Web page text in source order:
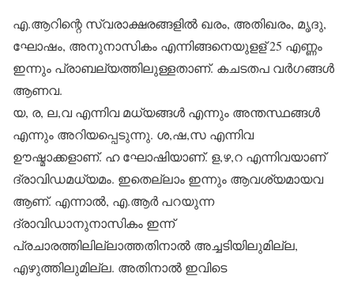
എ.ആറിന്റെ സ്വരാക്ഷരങ്ങളില്‍ ഖരം, അതിഖരം, മൃദു,
ഘോഷം, അനുനാസികം എന്നിങ്ങനെയുളള് 25 എണ്ണം
ഇന്നും പ്രാബല്യത്തിലുള്ളതാണ്. കചടതപ വര്‍ഗങ്ങള്‍
ആണവ.
യ, ര, ല,വ എന്നിവ മധ്യങ്ങള്‍ എന്നും അന്തസ്ഥങ്ങള്‍
എന്നും അറിയപ്പെടുന്നു. ശ,ഷ,സ എന്നിവ
ഊഷ്മാക്കളാണ്. ഹ ഘോഷിയാണ്. ള,ഴ,റ എന്നിവയാണ്
ദ്രാവിഡമധ്യമം. ഇതെല്ലാം ഇന്നും ആവശ്യമായവ
ആണ്. എന്നാല്‍, എ.ആര്‍ പറയുന്ന
ദ്രാവിഡാനുനാസികം ഇന്ന്
പ്രചാരത്തിലില്ലാത്തതിനാല്‍ അച്ചടിയിലുമില്ല,
എഴുത്തിലുമില്ല. അതിനാല്‍ ഇവിടെ